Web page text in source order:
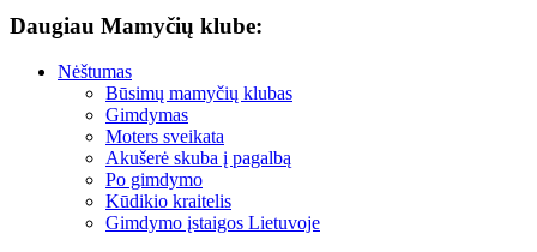
Daugiau Mamyčių klube:
Nėštumas
Būsimų mamyčių klubas
Gimdymas
Moters sveikata
Akušerė skuba į pagalbą
Po gimdymo
Kūdikio kraitelis
Gimdymo įstaigos Lietuvoje